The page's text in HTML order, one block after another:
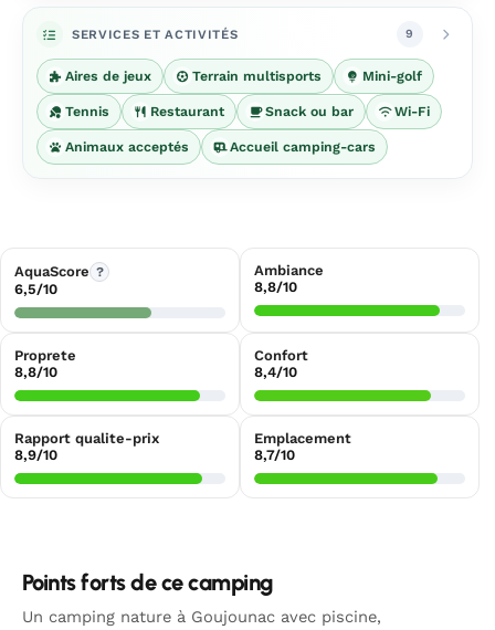
SERVICES ET ACTIVITÉS 9
Aires de jeux Terrain multisports Mini-golf
Tennis Restaurant Snack ou bar Wi-Fi
Animaux acceptés Accueil camping-cars
AquaScore ?
6,5/10
Ambiance
8,8/10
Proprete
8,8/10
Confort
8,4/10
Rapport qualite-prix
8,9/10
Emplacement
8,7/10
Points forts de ce camping
Un camping nature à Goujounac avec piscine,